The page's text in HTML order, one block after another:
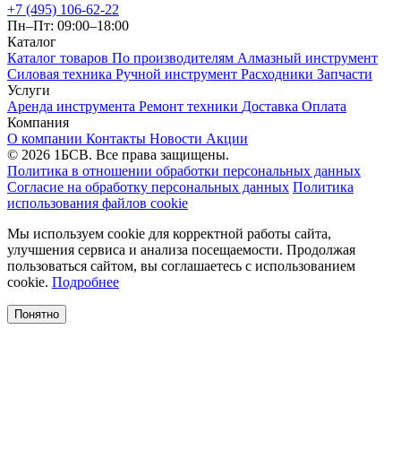
+7 (495) 106-62-22
Пн–Пт: 09:00–18:00
Каталог
Каталог товаров По производителям Алмазный инструмент
Силовая техника Ручной инструмент Расходники Запчасти
Услуги
Аренда инструмента Ремонт техники Доставка Оплата
Компания
О компании Контакты Новости Акции
© 2026 1БСВ. Все права защищены.
Политика в отношении обработки персональных данных
Согласие на обработку персональных данных Политика
использования файлов cookie
Мы используем cookie для корректной работы сайта,
улучшения сервиса и анализа посещаемости. Продолжая
пользоваться сайтом, вы соглашаетесь с использованием
cookie. Подробнее
Понятно